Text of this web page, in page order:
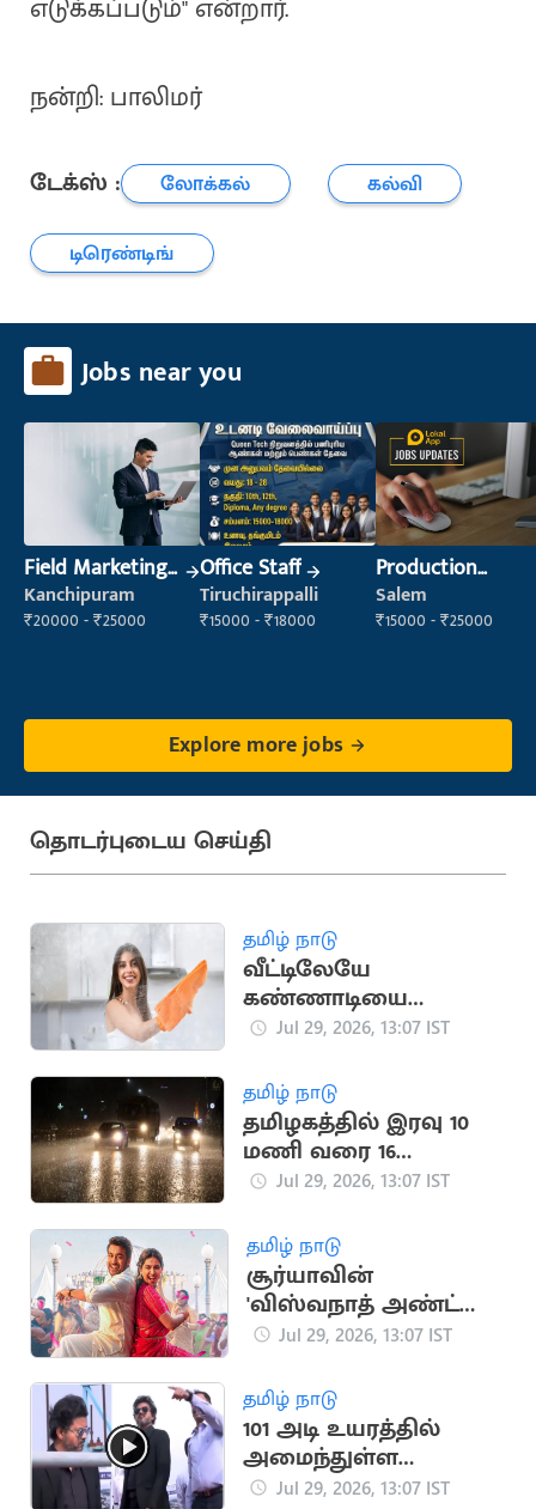
எடுக்கப்படும்" என்றார்.
நன்றி: பாலிமர்
டேக்ஸ் : லோக்கல்
கல்வி
டிரெண்டிங்
Jobs near you
Field Marketing
Executive
Kanchipuram
₹20000 - ₹25000
Office Staff
Tiruchirappalli
₹15000 - ₹18000
Production
Supervisor
Salem
₹15000 - ₹25000
Explore more jobs
தொடர்புடைய செய்தி
தமிழ் நாடு
வீட்டிலேயே
கண்ணாடியை
பளபளப்பாக மாற்ற
Jul 29, 2026, 13:07 IST
தமிழ் நாடு
தமிழகத்தில் இரவு 10
மணி வரை 16
மாவட்டங்களில்
Jul 29, 2026, 13:07 IST
தமிழ் நாடு
சூர்யாவின்
'விஸ்வநாத் அண்ட்
சன்ஸ்' இசை
அறிவிப்பு
Jul 29, 2026, 13:07 IST
தமிழ் நாடு
101 அடி உயரத்தில்
அமைந்துள்ள
மெட்ரோ பாலத்தை
Jul 29, 2026, 13:07 IST